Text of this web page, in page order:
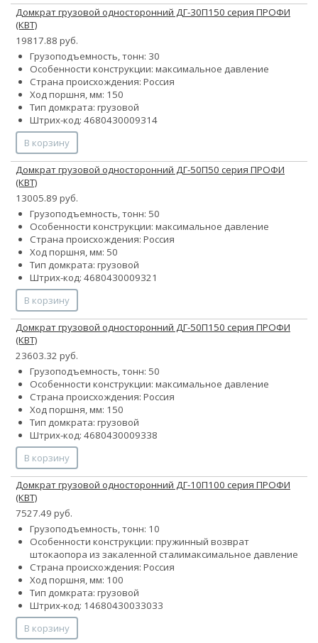
Домкрат грузовой односторонний ДГ-30П150 серия ПРОФИ
(КВТ)
19817.88 руб.
Грузоподъемность, тонн: 30
Особенности конструкции: максимальное давление
Страна происхождения: Россия
Ход поршня, мм: 150
Тип домкрата: грузовой
Штрих-код: 4680430009314
В корзину
Домкрат грузовой односторонний ДГ-50П50 серия ПРОФИ
(КВТ)
13005.89 руб.
Грузоподъемность, тонн: 50
Особенности конструкции: максимальное давление
Страна происхождения: Россия
Ход поршня, мм: 50
Тип домкрата: грузовой
Штрих-код: 4680430009321
В корзину
Домкрат грузовой односторонний ДГ-50П150 серия ПРОФИ
(КВТ)
23603.32 руб.
Грузоподъемность, тонн: 50
Особенности конструкции: максимальное давление
Страна происхождения: Россия
Ход поршня, мм: 150
Тип домкрата: грузовой
Штрих-код: 4680430009338
В корзину
Домкрат грузовой односторонний ДГ-10П100 серия ПРОФИ
(КВТ)
7527.49 руб.
Грузоподъемность, тонн: 10
Особенности конструкции: пружинный возврат
штокаопора из закаленной сталимаксимальное давление
Страна происхождения: Россия
Ход поршня, мм: 100
Тип домкрата: грузовой
Штрих-код: 14680430033033
В корзину